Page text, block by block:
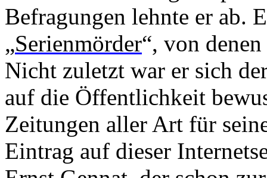
Befragungen lehnte er ab.
„Serienmörder“, von
Nicht zuletzt war er sich
auf die Öffentlichkeit
Zeitungen aller Art für
Eintrag auf dieser